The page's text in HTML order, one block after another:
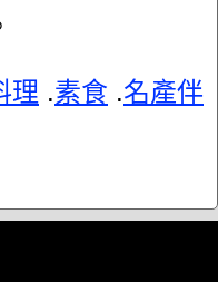
理 .素食 .名產伴